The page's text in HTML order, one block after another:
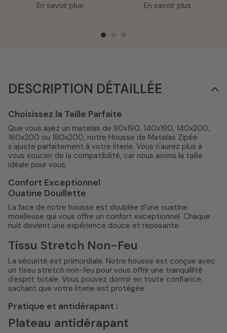
En savoir plus En savoir plus
DESCRIPTION DÉTAILLÉE
Choisissez la Taille Parfaite
Que vous ayez un matelas de 90x190, 140x190, 140x200,
160x200 ou 180x200, notre Housse de Matelas Zipée
s'ajuste parfaitement à votre literie. Vous n'aurez plus à
vous soucier de la compatibilité, car nous avons la taille
idéale pour vous.
Confort Exceptionnel
Ouatine Douillette
La face de notre housse est doublée d'une ouatine
moelleuse qui vous offre un confort exceptionnel. Chaque
nuit devient une expérience douce et reposante.
Tissu Stretch Non-Feu
La sécurité est primordiale. Notre housse est conçue avec
un tissu stretch non-feu pour vous offrir une tranquillité
d'esprit totale. Vous pouvez dormir en toute confiance,
sachant que votre literie est protégée.
Pratique et antidérapant :
Plateau antidérapant